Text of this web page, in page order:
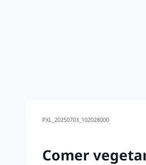
PXL_20250703_102028000
Comer